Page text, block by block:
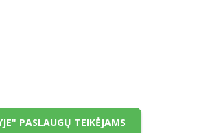
PASLAUGŲ TEIKĖJAMS